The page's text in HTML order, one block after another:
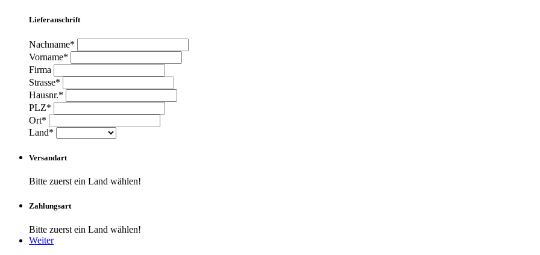
Lieferanschrift
Nachname*
Vorname*
Firma
Strasse*
Hausnr.*
PLZ*
Ort*
Land*
Versandart
Bitte zuerst ein Land wählen!
Zahlungsart
Bitte zuerst ein Land wählen!
Weiter